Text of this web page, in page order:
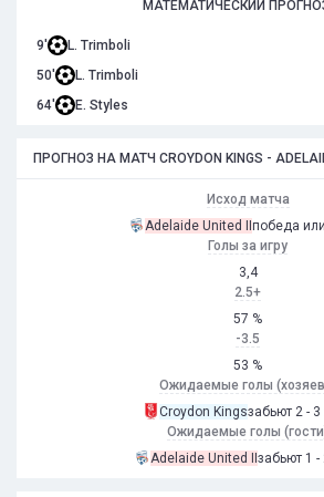
МАТЕМАТИЧЕСКИЙ
9'
L. Trimboli
50'
L. Trimboli
64'
E. Styles
ПРОГНОЗ НА МАТЧ CROYDON KINGS -
Исход матча
Adelaide United IIпобеда
Голы за игру
3,4
2.5+
57 %
-3.5
53 %
Ожидаемые голы
Croydon Kingsзабьют 2 - 3
Ожидаемые голы
Adelaide United IIзабьют 1 -